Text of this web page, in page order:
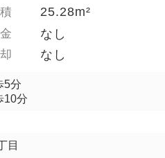
25.28m²
なし
なし
5分
10分
目